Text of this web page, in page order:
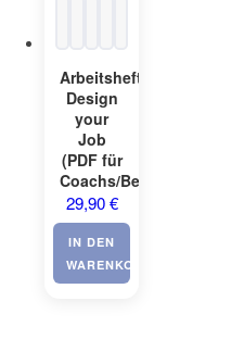
Arbeitsheft:
Design
your
Job
(PDF für
Coachs/Berater)
29,90€
IN DEN
WARENKORB